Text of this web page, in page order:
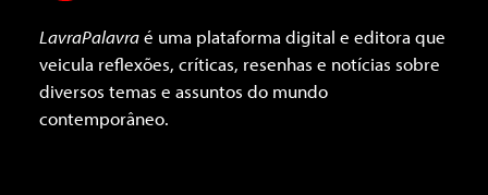
LavraPalavraé uma plataforma digital e editora que
veicula reflexões, críticas, resenhas e notícias sobre
diversos temas e assuntos do mundo
contemporâneo.